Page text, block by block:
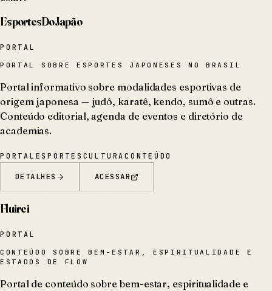
EsportesDoJapão
PORTAL
PORTAL SOBRE ESPORTES JAPONESES NO BRASIL
Portal informativo sobre modalidades esportivas de
origem japonesa — judô, karatê, kendo, sumô e outras.
Conteúdo editorial, agenda de eventos e diretório de
academias.
PORTAL ESPORTES CULTURACONTEÚDO
DETALHES ACESSAR
Fluirei
PORTAL
CONTEÚDO SOBRE BEM-ESTAR, ESPIRITUALIDADE E
ESTADOS DE FLOW
Portal de conteúdo sobre bem-estar, espiritualidade e